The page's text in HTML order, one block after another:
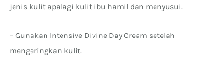
jenis kulit apalagi kulit ibu hamil dan menyusui.
– Gunakan Intensive Divine Day Cream setelah
mengeringkan kulit.